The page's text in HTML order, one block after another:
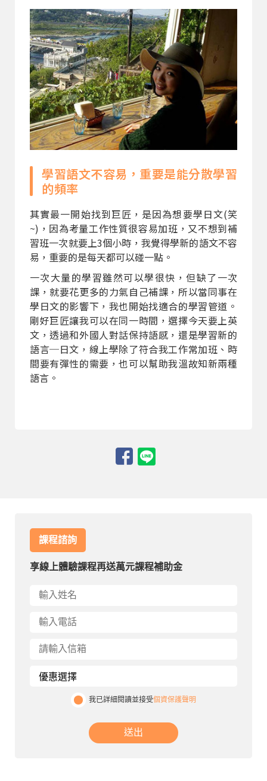
學習語文不容易，重要是能分散學習
的頻率
其實最一開始找到巨匠，是因為想要學日文(笑
~)，因為考量工作性質很容易加班，又不想到補
習班一次就要上3個小時，我覺得學新的語文不容
易，重要的是每天都可以碰一點。
一次大量的學習雖然可以學很快，但缺了一次
課，就要花更多的力氣自己補課，所以當同事在
學日文的影響下，我也開始找適合的學習管道。
剛好巨匠讓我可以在同一時間，選擇今天要上英
文，透過和外國人對話保持語感，還是學習新的
語言─日文，線上學除了符合我工作常加班、時
間要有彈性的需要，也可以幫助我溫故知新兩種
語言。
課程諮詢
享線上體驗課程再送萬元課程補助金
我已詳細閱讀並接受個資保護聲明
送出